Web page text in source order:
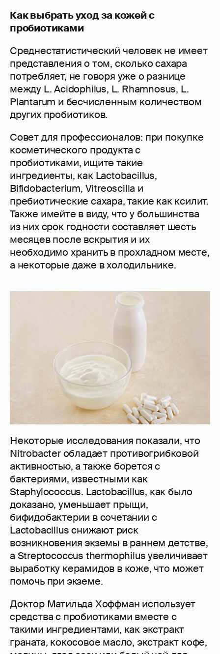
Как выбрать уход за кожей с
пробиотиками
Среднестатистический человек не имеет
представления о том, сколько сахара
потребляет, не говоря уже о разнице
между L. Acidophilus, L. Rhamnosus, L.
Plantarum и бесчисленным количеством
других пробиотиков.
Совет для профессионалов: при покупке
косметического продукта с
пробиотиками, ищите такие
ингредиенты, как Lactobacillus,
Bifidobacterium, Vitreoscilla и
пребиотические сахара, такие как ксилит.
Также имейте в виду, что у большинства
из них срок годности составляет шесть
месяцев после вскрытия и их
необходимо хранить в прохладном месте,
а некоторые даже в холодильнике.
Некоторые исследования показали, что
Nitrobacter обладает противогрибковой
активностью, а также борется с
бактериями, известными как
Staphylococcus. Lactobacillus, как было
доказано, уменьшает прыщи,
бифидобактерии в сочетании с
Lactobacillus снижают риск
возникновения экземы в раннем детстве,
а Streptococcus thermophilus увеличивает
выработку керамидов в коже, что может
помочь при экземе.
Доктор Матильда Хоффман использует
средства с пробиотиками вместе с
такими ингредиентами, как экстракт
граната, кокосовое масло, экстракт кофе,